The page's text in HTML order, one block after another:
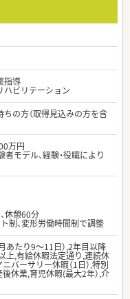
指導
ハビリテーション
の方（取得見込みの方を含
万円
モデル、経験・役職により
休憩60分
制、変形労働時間制で調整
あたり9～11日）,2年目以降
上,有給休暇法定通り,連続休
ニバーサリー休暇（1日）,特別
後休業,育児休暇(最大2年）,介